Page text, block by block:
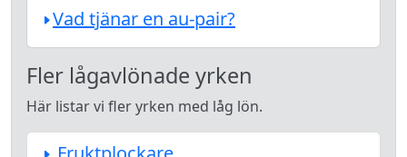
Vad tjänar en au-pair?
Fler lågavlönade yrken
Här listar vi fler yrken med låg lön.